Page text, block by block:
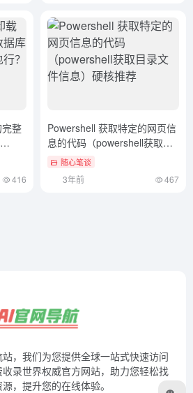
整
416
Powershell 获取特定的网页信
息的代码（powershell获取目
录文件信息）硬核推荐
随心笔谈
3年前 467
，我们为您提供全球一站式快速访问
录世界权威官方网站，助力您轻松找
，提升您的在线体验。